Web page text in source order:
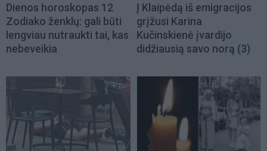
Dienos horoskopas 12
Zodiako ženklų: gali būti
lengviau nutraukti tai, kas
nebeveikia
Į Klaipėdą iš emigracijos
grįžusi Karina
Kučinskienė įvardijo
didžiausią savo norą (3)